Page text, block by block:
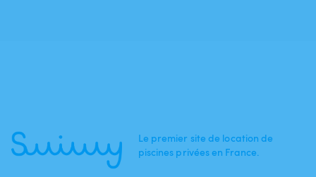
Le premier site de location de
piscines privées en France.